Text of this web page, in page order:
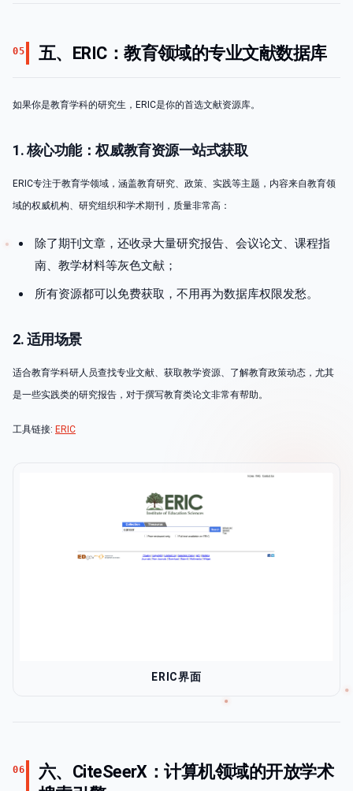
05 五、ERIC：教育领域的专业文献数据库
如果你是教育学科的研究生，ERIC是你的首选文献资源库。
1. 核心功能：权威教育资源一站式获取
ERIC专注于教育学领域，涵盖教育研究、政策、实践等主题，内容来自教育领
域的权威机构、研究组织和学术期刊，质量非常高：
除了期刊文章，还收录大量研究报告、会议论文、课程指
南、教学材料等灰色文献；
所有资源都可以免费获取，不用再为数据库权限发愁。
2. 适用场景
适合教育学科研人员查找专业文献、获取教学资源、了解教育政策动态，尤其
是一些实践类的研究报告，对于撰写教育类论文非常有帮助。
工具链接: ERIC
ERIC界面
06
六、CiteSeerX：计算机领域的开放学术